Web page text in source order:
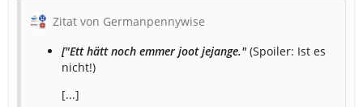
Zitat von Germanpennywise
["Ett hätt noch emmer joot jejange." (Spoiler: Ist es
nicht!)
[...]